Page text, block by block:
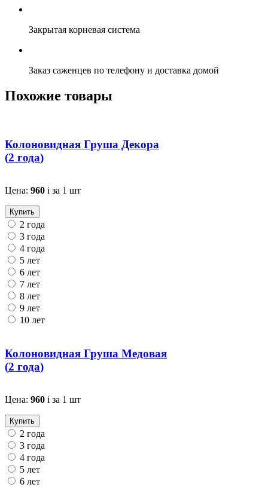
Закрытая корневая система
Заказ саженцев по телефону и доставка домой
Похожие товары
Колоновидная Груша Декора
(2 года)
Цена: 960 i за 1 шт
Купить
2 года
3 года
4 года
5 лет
6 лет
7 лет
8 лет
9 лет
10 лет
Колоновидная Груша Медовая
(2 года)
Цена: 960 i за 1 шт
Купить
2 года
3 года
4 года
5 лет
6 лет